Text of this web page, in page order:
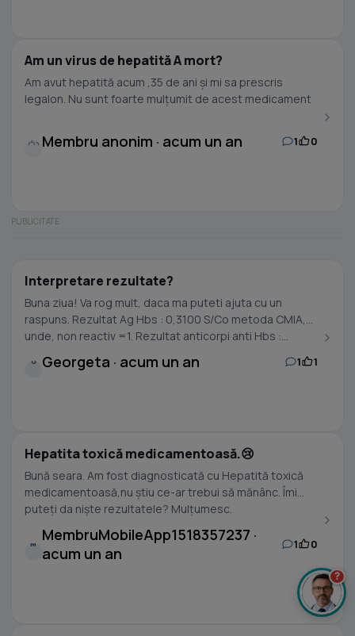
Am un virus de hepatită A mort?
Am avut hepatită acum ,35 de ani și mi sa prescris
legalon. Nu sunt foarte mulțumit de acest medicament
Membru anonim · acum un an 1 0
Interpretare rezultate?
Buna ziua! Va rog mult, daca ma puteti ajuta cu un
raspuns. Rezultat Ag Hbs : 0,3100 S/Co metoda CMIA,
unde, non reactiv =1. Rezultat anticorpi anti Hbs :...
G Georgeta · acum un an 1 1
Hepatita toxică medicamentoasă.😢
Bună seara. Am fost diagnosticată cu Hepatită toxică
medicamentoasă,nu știu ce-ar trebui să mănânc. Îmi
puteți da niște rezultatele? Mulțumesc.
M
MembruMobileApp1518357237 ·
acum un an
1 0
?